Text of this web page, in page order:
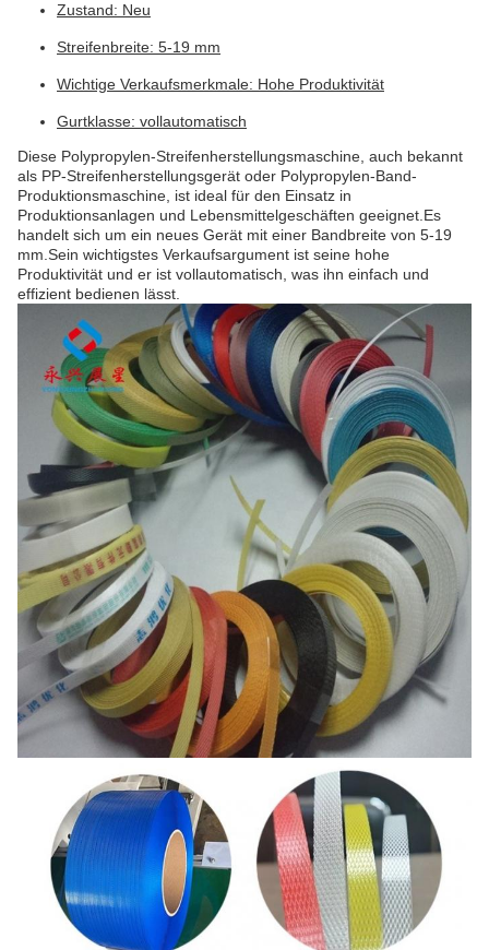
Zustand: Neu
Streifenbreite: 5-19 mm
Wichtige Verkaufsmerkmale: Hohe Produktivität
Gurtklasse: vollautomatisch
Diese Polypropylen-Streifenherstellungsmaschine, auch bekannt
als PP-Streifenherstellungsgerät oder Polypropylen-Band-
Produktionsmaschine, ist ideal für den Einsatz in
Produktionsanlagen und Lebensmittelgeschäften geeignet.Es
handelt sich um ein neues Gerät mit einer Bandbreite von 5-19
mm.Sein wichtigstes Verkaufsargument ist seine hohe
Produktivität und er ist vollautomatisch, was ihn einfach und
effizient bedienen lässt.